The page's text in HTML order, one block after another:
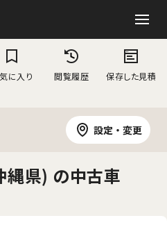
に入り 閲覧履歴 保存した見積
設定・変更
縄県) の中古車